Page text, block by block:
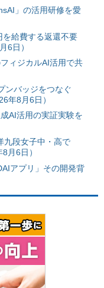
」の活用研修を愛
給費する返還不要
6日）
ィジカルAI活用で共
ンバッジをつなぐ
年8月6日）
AI活用の実証実験を
九段女子中・高で
月6日）
アプリ」その開発背